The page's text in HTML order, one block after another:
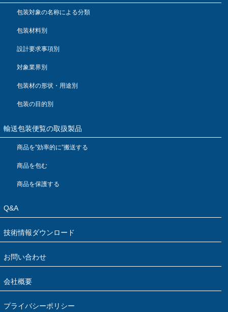
包装対象の名称による分類
包装材料別
設計要求事項別
対象業界別
包装材の形状・用途別
包装の目的別
輸送包装便覧の取扱製品
商品を”効率的に”搬送する
商品を包む
商品を保護する
Q&A
技術情報ダウンロード
お問い合わせ
会社概要
プライバシーポリシー